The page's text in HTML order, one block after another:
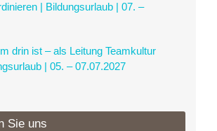
| Bildungsurlaub | 07. –
drin ist – als Leitung Teamkultur
| 05. – 07.07.2027
Sie uns